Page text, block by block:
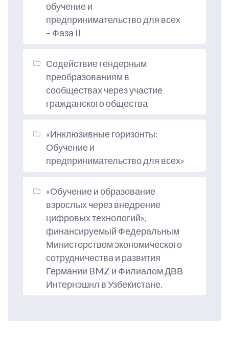
обучение и
предпринимательство для всех
– Фаза II
Содействие гендерным
преобразованиям в
сообществах через участие
гражданского общества
«Инклюзивные горизонты:
Обучение и
предпринимательство для всех»
«Обучение и образование
взрослых через внедрение
цифровых технологий»,
финансируемый Федеральным
Министерством экономического
сотрудничества и развития
Германии BMZ и Филиалом ДВВ
Интернэшнл в Узбекистане.